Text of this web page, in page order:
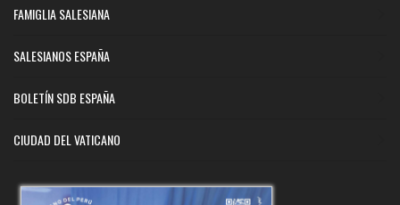
FAMIGLIA SALESIANA
SALESIANOS ESPAÑA
BOLETÍN SDB ESPAÑA
CIUDAD DEL VATICANO